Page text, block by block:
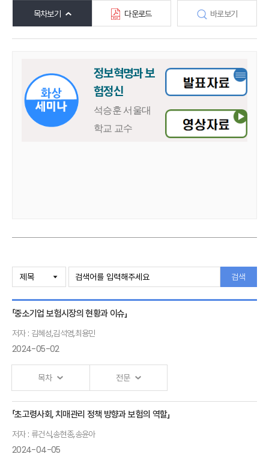
목차보기 다운로드 바로보기
정보혁명과 보
험정신
석승훈 서울대
학교 교수
검색
「중소기업 보험시장의 현황과 이슈」
저자 : 김혜성,김석영,최용민
2024-05-02
목차 전문
국내 중소기업 보험시장 현황과
이슈
「초고령사회, 치매관리 정책 방향과 보험의 역할」
저자 : 류건식,송현종,송윤아
2024-04-05